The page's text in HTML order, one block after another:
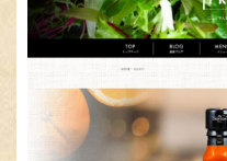
リクルートプラン
各種デザイン
食品加工
即WEB ホームページ
ベーシックプラン
リクルートプラン
LP（ランディングペー
受付 9:00～
地域から探す
大阪府
東大阪市